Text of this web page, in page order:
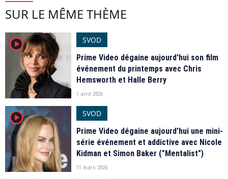
SUR LE MÊME THÈME
player2
SVOD
Prime Video dégaine aujourd'hui son film
événement du printemps avec Chris
Hemsworth et Halle Berry
1 avril 2026
player2
SVOD
Prime Video dégaine aujourd’hui une mini-
série événement et addictive avec Nicole
Kidman et Simon Baker ("Mentalist")
11 mars 2026